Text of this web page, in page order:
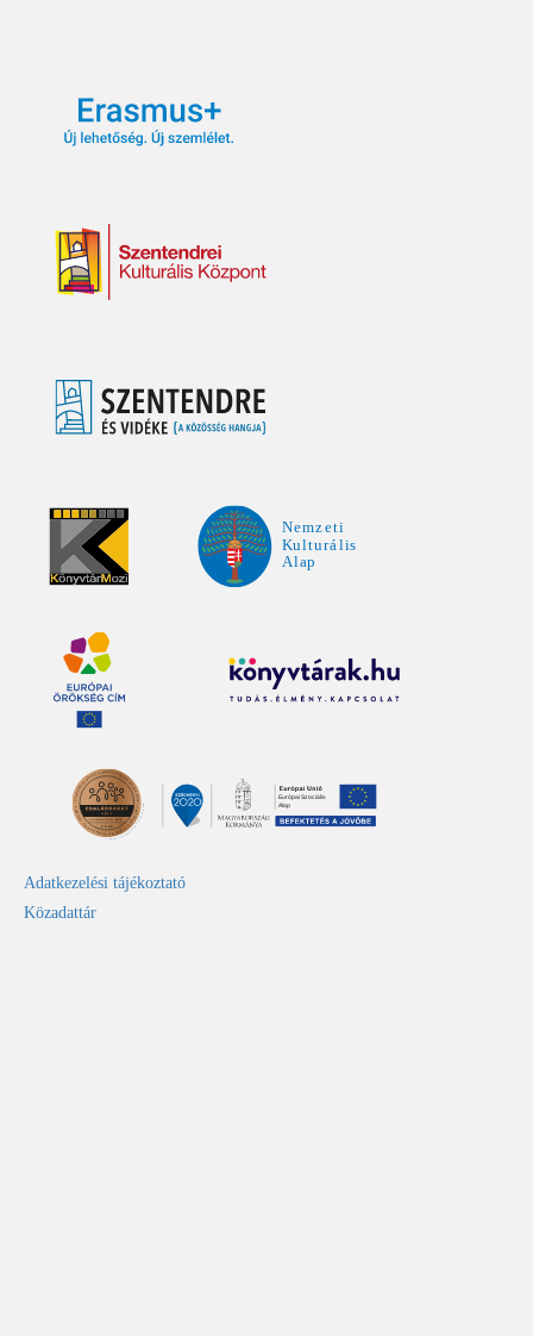
Adatkezelési tájékoztató
Közadattár